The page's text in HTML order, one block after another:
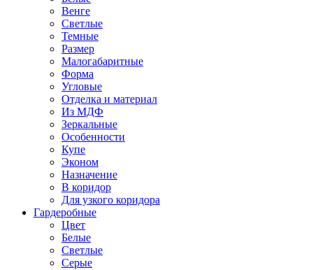
Венге
Светлые
Темные
Размер
Малогабаритные
Форма
Угловые
Отделка и материал
Из МДФ
Зеркальные
Особенности
Купе
Эконом
Назначение
В коридор
Для узкого коридора
Гардеробные
Цвет
Белые
Светлые
Серые